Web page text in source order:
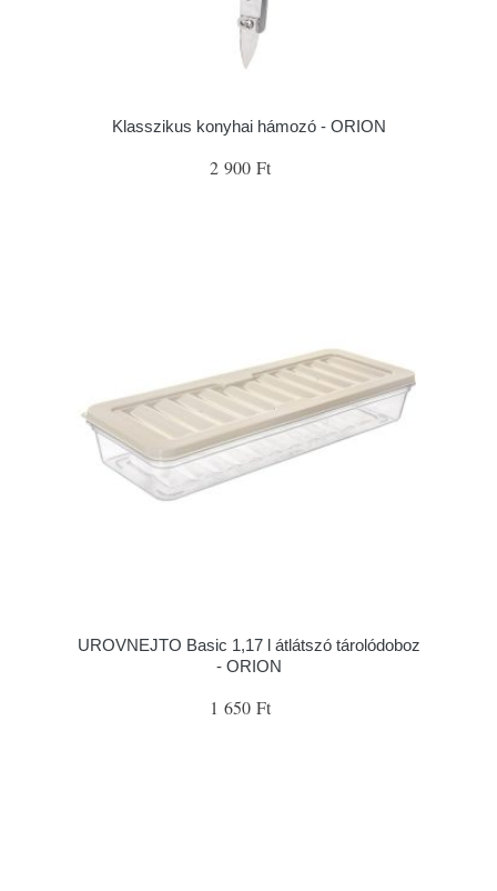
Klasszikus konyhai hámozó - ORION
2 900 Ft
UROVNEJTO Basic 1,17 l átlátszó tárolódoboz
- ORION
1 650 Ft